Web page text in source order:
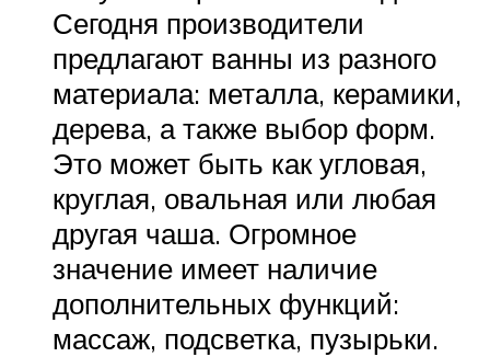
Сегодня производители
предлагают ванны из разного
материала: металла, керамики,
дерева, а также выбор форм.
Это может быть как угловая,
круглая, овальная или любая
другая чаша. Огромное
значение имеет наличие
дополнительных функций:
массаж, подсветка, пузырьки.